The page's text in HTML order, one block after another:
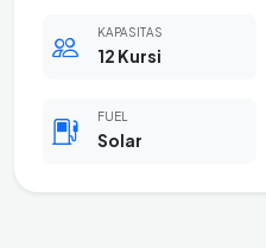
KAPASITAS
12 Kursi
FUEL
Solar